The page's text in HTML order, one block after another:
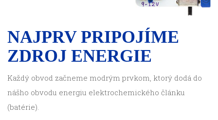
NAJPRV PRIPOJÍME
ZDROJ ENERGIE
Každý obvod začneme modrým prvkom, ktorý dodá do
nášho obvodu energiu elektrochemického článku
(batérie).